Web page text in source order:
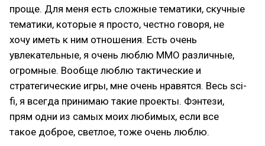
проще. Для меня есть сложные тематики, скучные
тематики, которые я просто, честно говоря, не
хочу иметь к ним отношения. Есть очень
увлекательные, я очень люблю ММО различные,
огромные. Вообще люблю тактические и
стратегические игры, мне очень нравятся. Весь sci-
fi, я всегда принимаю такие проекты. Фэнтези,
прям одни из самых моих любимых, если все
такое доброе, светлое, тоже очень люблю.